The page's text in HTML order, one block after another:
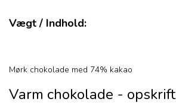
Vægt / Indhold:
Mørk chokolade med 74% kakao
Varm chokolade - opskrift